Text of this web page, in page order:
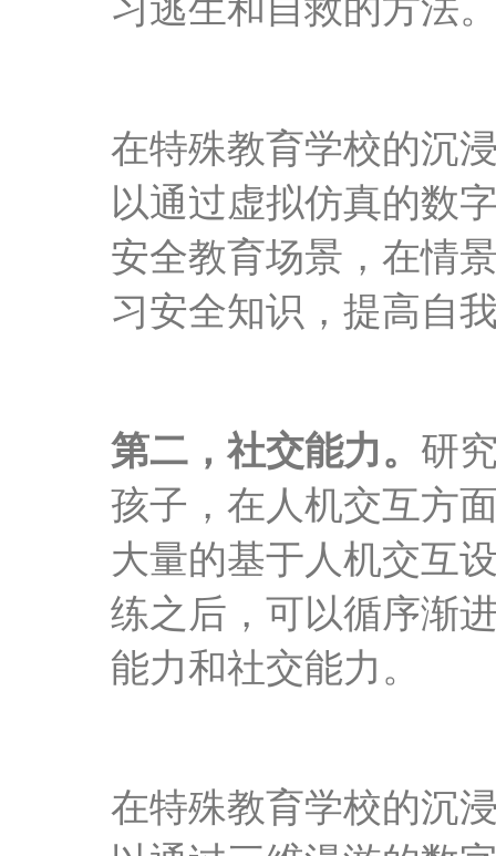
习逃生和自救的方法
在特殊教育学校的沉
以通过虚拟仿真的数
安全教育场景，在情
习安全知识，提高自
第二，社交能力。 研
孩子，在人机交互方
大量的基于人机交互
练之后，可以循序渐
能力和社交能力。
在特殊教育学校的沉